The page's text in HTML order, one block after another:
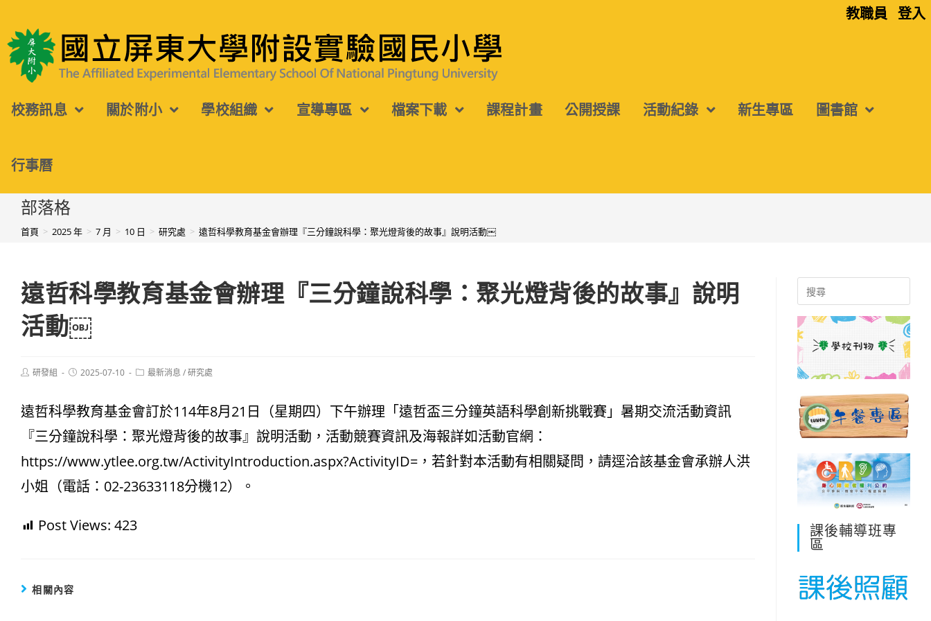
轉
至
要
容
教職員 登入
國立屏東大學附設實驗國民小學
校務訊息 關於附小 學校組織 宣導專區 檔案下載 課程計畫 公開授課 活動紀錄 新生專區 圖書館
行事曆
部落格
首頁 > 2025 年 > 7 月 > 10 日 > 研究處 > 遠哲科學教育基金會辦理『三分鐘說科學：聚光燈背後的故事』說明活動￼
遠哲科學教育基金會辦理『三分鐘說科學：聚光燈背後的故事』說明
活動￼
Post研發組
Post2025-07-10
Post最新消息 /研究處
遠哲科學教育基金會訂於114年8月21日（星期四）下午辦理「遠哲盃三分鐘英語科學創新挑戰賽」暑期交流活動資訊
『三分鐘說科學：聚光燈背後的故事』說明活動，活動競賽資訊及海報詳如活動官網：
https://www.ytlee.org.tw/ActivityIntroduction.aspx?ActivityID= ，若針對本活動有相關疑問，請逕洽該基金會承辦人洪
小姐（電話：02-23633118分機12）。
Post Views: 423
相關內容
Search
for:
課後輔導班專
區